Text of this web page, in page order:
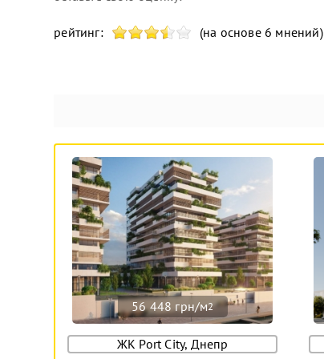
рейтинг: (на основе 6 мнений)
56 448 грн/м2
ЖК Port City, Днепр